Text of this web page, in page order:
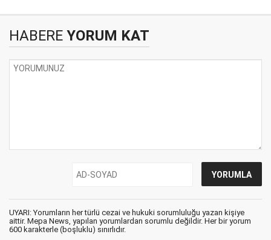
HABERE YORUM KAT
UYARI: Yorumların her türlü cezai ve hukuki sorumluluğu yazan kişiye
aittir. Mepa News, yapılan yorumlardan sorumlu değildir. Her bir yorum
600 karakterle (boşluklu) sınırlıdır.